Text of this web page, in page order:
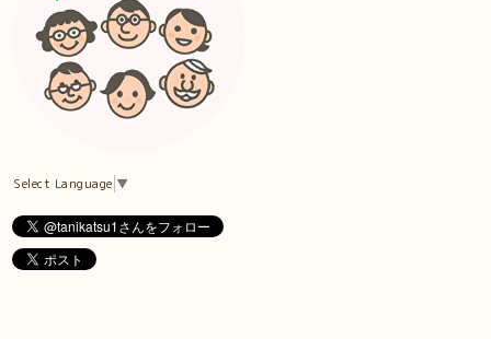
Select Language ▼